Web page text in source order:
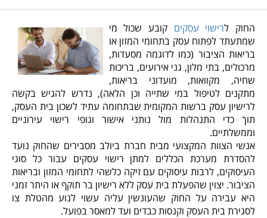
החוק לרישוי עסקים קובע שכול מי
שמתעתד לפתוח עסק בתחומי המזון או
בריאות הציבור (כמו לדוגמה מסעדות,
מרכולים, בתי מלון, גני אירועים, בריכות
שחיה, מקוואות, מועדוני בריאות,
מתקנים לטיפול במי שתייה וכן הלאה), נדרש להגיש בקשה
לרישיון עסק ברשות המקומית שבתחומה עתיד לשכון בית העסק,
תוך כדי התנהלות מול נותני אישור וגופי רישוי עירוניים
וממשלתיים.
אנשי הצוות המקצועי מבית חברת ביולב מסבירים שהחוק נועד
להסדרת מערכת הכללים למתן רישוי עסקים עבור כל סוגי
העיסוקים, לרבות עיסוקים עם זיקה כלשהי לתחומי המזון ובריאות
הציבור. יצוין שהפעלת בית עסק ללא רישיון בר תוקף או היתר זמני
היא עבירה על החוק שהעונשין עליה עשוי לנוע מהטלת צו
לסגירת בית העסק וקנסות כבדים ועד למאסר בפועל.